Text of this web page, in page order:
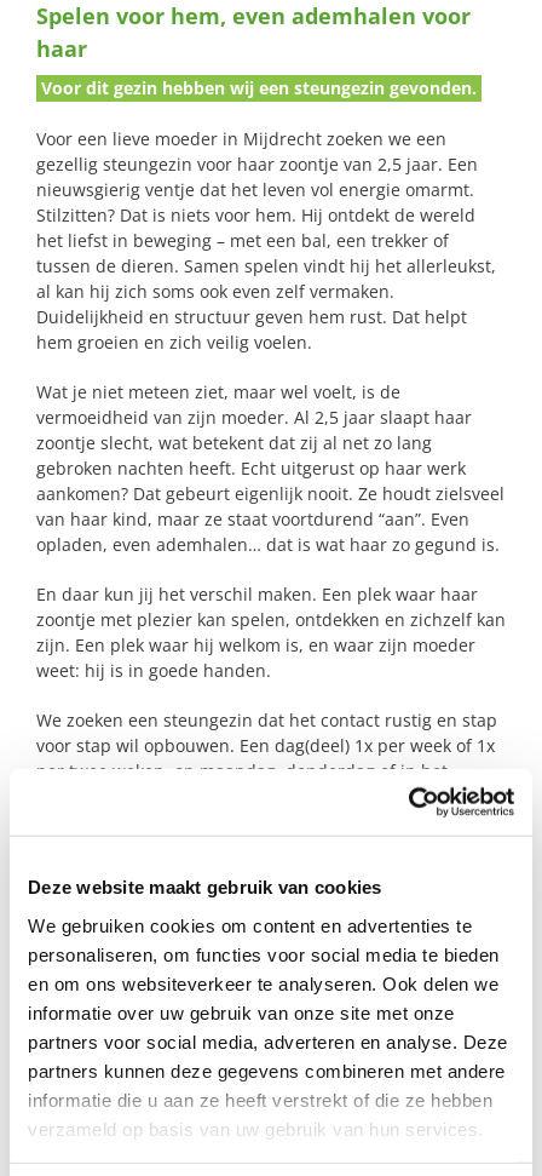
Deze website maakt gebruik van cookies
We gebruiken cookies om content en advertenties te
personaliseren, om functies voor social media te bieden
en om ons websiteverkeer te analyseren. Ook delen we
informatie over uw gebruik van onze site met onze
partners voor social media, adverteren en analyse. Deze
partners kunnen deze gegevens combineren met andere
informatie die u aan ze heeft verstrekt of die ze hebben
verzameld op basis van uw gebruik van hun services.
naar:
Spelen voor hem, even ademhalen voor
haar
Voor dit gezin hebben wij een steungezin gevonden.
Voor een lieve moeder in Mijdrecht zoeken we een
gezellig steungezin voor haar zoontje van 2,5 jaar. Een
nieuwsgierig ventje dat het leven vol energie omarmt.
Stilzitten? Dat is niets voor hem. Hij ontdekt de wereld
het liefst in beweging – met een bal, een trekker of
tussen de dieren. Samen spelen vindt hij het allerleukst,
al kan hij zich soms ook even zelf vermaken.
Duidelijkheid en structuur geven hem rust. Dat helpt
hem groeien en zich veilig voelen.
Wat je niet meteen ziet, maar wel voelt, is de
vermoeidheid van zijn moeder. Al 2,5 jaar slaapt haar
zoontje slecht, wat betekent dat zij al net zo lang
gebroken nachten heeft. Echt uitgerust op haar werk
aankomen? Dat gebeurt eigenlijk nooit. Ze houdt zielsveel
van haar kind, maar ze staat voortdurend “aan”. Even
opladen, even ademhalen… dat is wat haar zo gegund is.
En daar kun jij het verschil maken. Een plek waar haar
zoontje met plezier kan spelen, ontdekken en zichzelf kan
zijn. Een plek waar hij welkom is, en waar zijn moeder
weet: hij is in goede handen.
We zoeken een steungezin dat het contact rustig en stap
voor stap wil opbouwen. Een dag(deel) 1x per week of 1x
per twee weken, op maandag, donderdag of in het
steungezin. Jouw ‘ja’ kan het verschil maken.
Profiel steungezin
Wij zoeken een steungezin in De Ronde Venen
of Uithoorn:
Dat een dag(deel) 1x per week of 1x per
twee weken, op maandag, donderdag of
in het weekend dit mannetje een veilige